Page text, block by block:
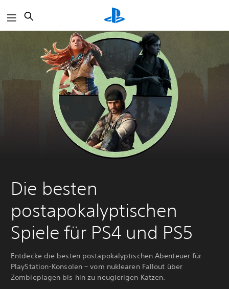
Die besten
postapokalyptischen
Spiele für PS4 und PS5
Entdecke die besten postapokalyptischen Abenteuer für
PlayStation-Konsolen – vom nuklearen Fallout über
Zombieplagen bis hin zu neugierigen Katzen.